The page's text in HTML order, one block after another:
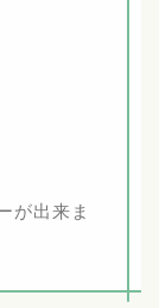
が出来ま